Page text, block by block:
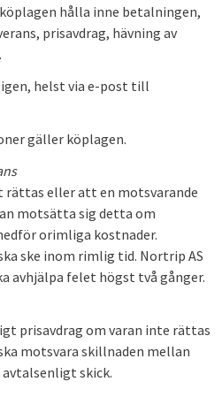
hålla inne betalningen,
prisavdrag, hävning av
helst via e-post till
gäller köplagen.
rättas eller att en motsvarande
motsätta sig detta om
orimliga kostnader.
ske inom rimlig tid. Nortrip AS
avhjälpa felet högst två gånger.
prisavdrag om varan inte rättas
motsvara skillnaden mellan
skick.